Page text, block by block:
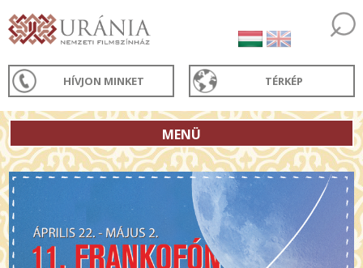
HÍVJON MINKET TÉRKÉP
MENÜ